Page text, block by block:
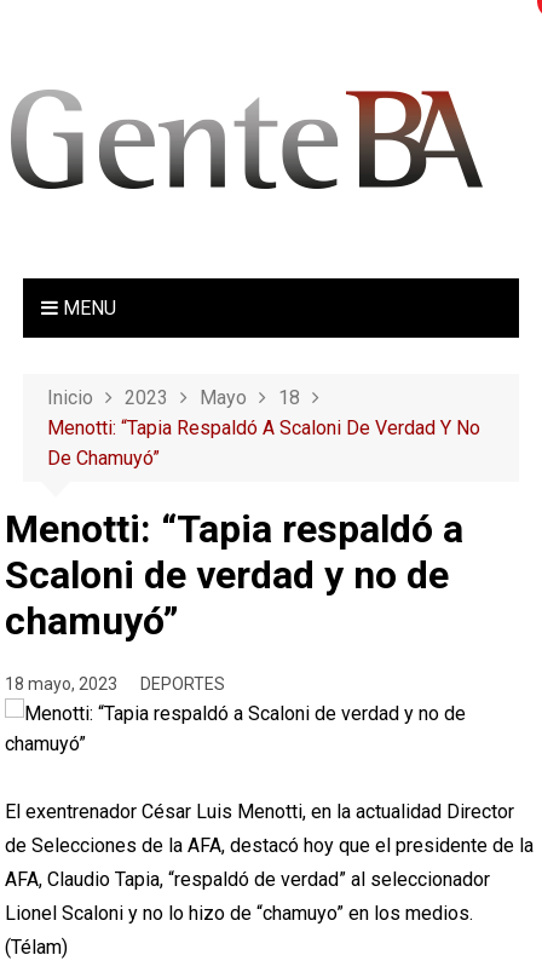
MENU
Inicio 2023 Mayo
18
Menotti: “Tapia Respaldó A Scaloni De Verdad Y No
De Chamuyó”
Menotti: “Tapia respaldó a
Scaloni de verdad y no de
chamuyó”
18 mayo, 2023 DEPORTES
El exentrenador César Luis Menotti, en la actualidad Director
de Selecciones de la AFA, destacó hoy que el presidente de la
AFA, Claudio Tapia, “respaldó de verdad” al seleccionador
Lionel Scaloni y no lo hizo de “chamuyo” en los medios.
(Télam)